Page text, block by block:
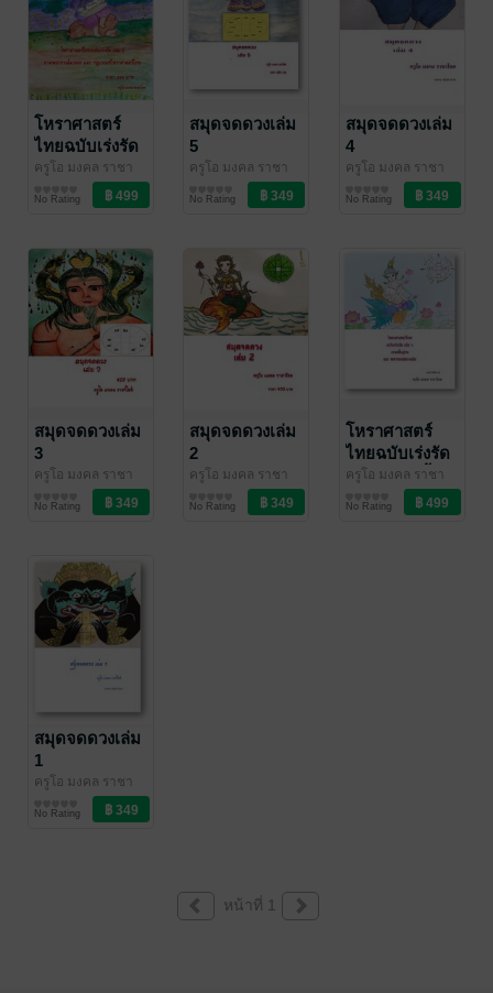
โหราศาสตร์
ไทยฉบับเร่งรัด
เล่ม 2 ภาค
พยากรณ์ดวงจร
และ กฎเกณฑ์
ไทย
ครูโอ มงคล ราชา
/ บุษกรจันทร์
ดวงพยากรณ์/ฮวง
จุ้ย/โหราศาสตร์
No Rating
สมุดจดดวงเล่ม
5
ครูโอ มงคล ราชา
/ บุษกรจันทร์
ดวงพยากรณ์/ฮวง
จุ้ย/โหราศาสตร์
No Rating
สมุดจดดวงเล่ม
4
ครูโอ มงคล ราชา
/ บุษกรจันทร์
ดวงพยากรณ์/ฮวง
จุ้ย/โหราศาสตร์
No Rating
สมุดจดดวงเล่ม
3
ครูโอ มงคล ราชา
/ บุษกรจันทร์
ดวงพยากรณ์/ฮวง
จุ้ย/โหราศาสตร์
No Rating
สมุดจดดวงเล่ม
2
ครูโอ มงคล ราชา
/ บุษกรจันทร์
ดวงพยากรณ์/ฮวง
จุ้ย/โหราศาสตร์
No Rating
โหราศาสตร์
ไทยฉบับเร่งรัด
เล่ม 1 ภาคพื้น
ฐาน และ
พยากรณ์ดวง
ครูโอ มงคล ราชา
/ บุษกรจันทร์
ดวงพยากรณ์/ฮวง
จุ้ย/โหราศาสตร์
No Rating
สมุดจดดวงเล่ม
1
ครูโอ มงคล ราชา
/ บุษกรจันทร์
ดวงพยากรณ์/ฮวง
จุ้ย/โหราศาสตร์
No Rating
หน้าที่ 1